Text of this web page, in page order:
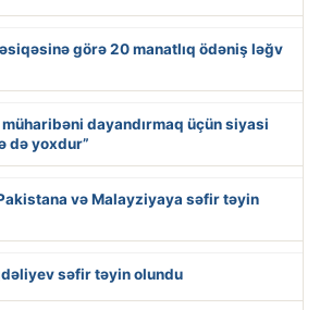
görə 20 manatlıq ödəniş ləğv
müharibəni dayandırmaq üçün siyasi
də yoxdur”
və Malayziyaya səfir təyin
səfir təyin olundu